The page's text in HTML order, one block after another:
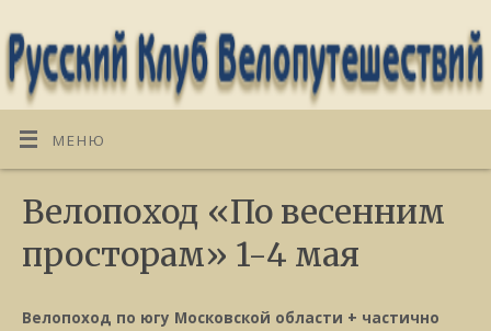
МЕНЮ
Велопоход «По весенним
просторам» 1-4 мая
Велопоход по югу Московской области + частично